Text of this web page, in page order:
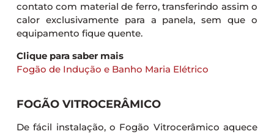
contato com material de ferro, transferindo assim o
calor exclusivamente para a panela, sem que o
equipamento fique quente.
Clique para saber mais
Fogão de Indução e Banho Maria Elétrico
FOGÃO VITROCERÂMICO
De fácil instalação, o Fogão Vitrocerâmico aquece